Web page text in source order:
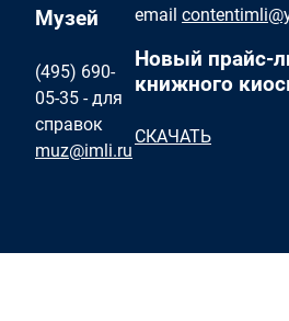
Музей
(495) 690-
05-35 - для
справок
muz@imli.ru
email
Новый прайс-
книжного
СКАЧАТЬ